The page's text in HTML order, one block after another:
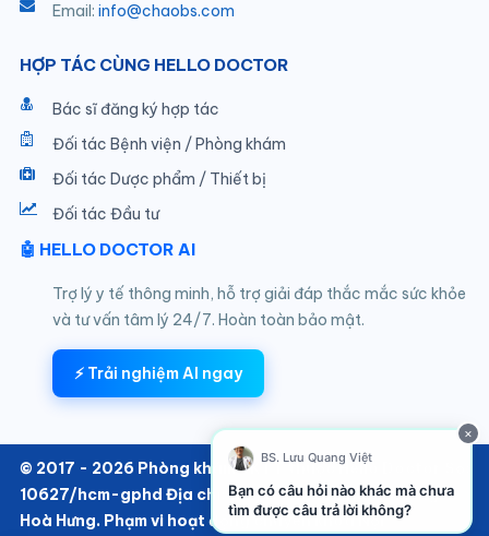
×
BS. Lưu Quang Việt
Bạn có câu hỏi nào khác mà chưa
tìm được câu trả lời không?
Email: info@chaobs.com
HỢP TÁC CÙNG HELLO DOCTOR
Bác sĩ đăng ký hợp tác
Đối tác Bệnh viện / Phòng khám
Đối tác Dược phẩm / Thiết bị
Đối tác Đầu tư
🤖 HELLO DOCTOR AI
Trợ lý y tế thông minh, hỗ trợ giải đáp thắc mắc sức khỏe
và tư vấn tâm lý 24/7. Hoàn toàn bảo mật.
⚡ Trải nghiệm AI ngay
© 2017 - 2026 Phòng khám SKTT thuộc Hello Doctor Số:
10627/hcm-gphd Địa chỉ: 152/6 Thành Thái, Phường
Hoà Hưng. Phạm vi hoạt động chuyên khoa Nội